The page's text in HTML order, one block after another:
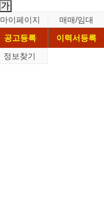
마이페이지
매매/임대
공고등록
이력서등록
정보찾기